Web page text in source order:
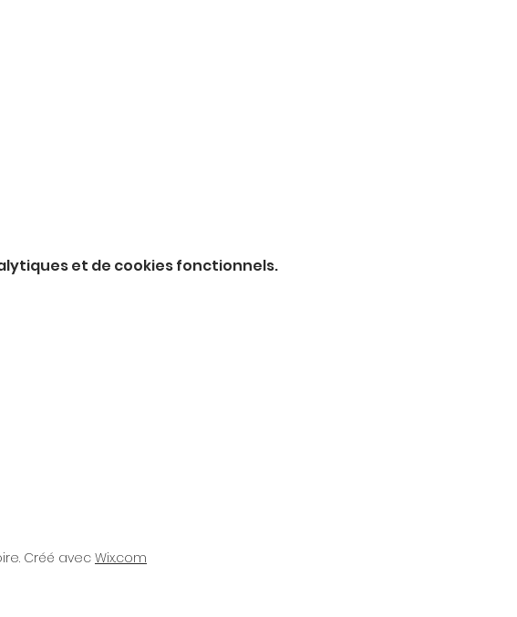
et de cookies fonctionnels.
Créé avec Wix.com